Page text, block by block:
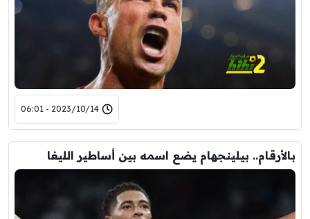
2023/10/14 - 06:01
بالأرقام.. بيلينجهام يضع اسمه بين أساطير الليغا